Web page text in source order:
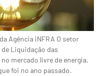
Agência iNFRA O setor
Liquidação das
mercado livre de energia,
foi no ano passado.